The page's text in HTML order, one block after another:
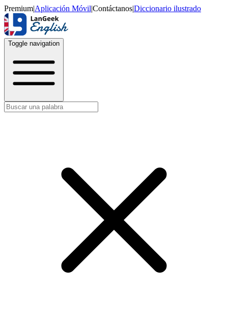
Premium|Aplicación Móvil|Contáctanos|Diccionario ilustrado
Toggle navigation